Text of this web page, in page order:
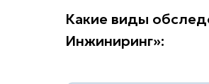
Какие виды
Инжиниринг»: